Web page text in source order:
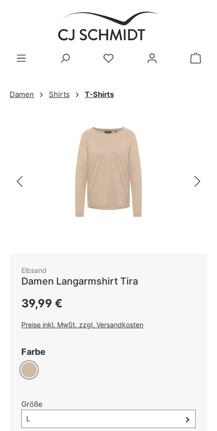
Zum Hauptinhalt springen
Damen Shirts T-Shirts
Elbsand
Damen Langarmshirt Tira
Regulärer Preis:
39,99 €
Preise inkl. MwSt. zzgl. Versandkosten
Farbe
Taupe
Größe
Größe-Auswahl öffnen, aktuell ausgewählt:
L